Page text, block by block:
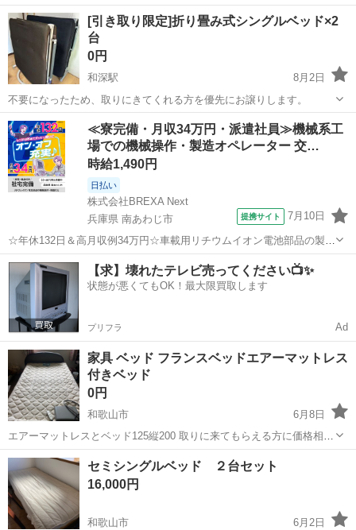
あるかと思います。 引き取りに来てくれる方限定でお願いいたしま
す。 宜しくお願い致します。
和歌山 御坊市 ベッド ロー
[引き取り限定]折り畳み式シングルベッド×2
台
0円
和深駅
8月2日
不要になったため、取りにきてくれる方を優先にお譲りします。
和歌山 東牟婁郡 和深駅 ベッド 譲り
≪寮完備・月収34万円・派遣社員≫機械系工
場での機械操作・製造オペレーター 交…
時給1,490円
日払い
株式会社BREXA Next
兵庫県 南あわじ市
提携サイト 7月10日
☆年休132日＆高月収例34万円☆車載用リチウムイオン電池部品の製造
／4勤2休でオフも充実♪／家具・家電付き社宅あり＆前払いで生活支援
物資が受け取れる◎／20〜40代男女活躍中！ 車載用リチウムイオン電
池部品の製造 車載用...
兵庫 南あわじ市 その他
【求】壊れたテレビ売ってください📺✨
状態が悪くてもOK！最大限買取します
プリフラ Ad
家具 ベッド フランスベッドエアーマットレス
付きベッド
0円
和歌山市
6月8日
エアーマットレスとベッド125縦200 取りに来てもらえる方に価格相談
でお願いします。◯◯まで、できるだけ早くとりにきてくれる方を優
先させていただきます。 よろしくおねがいします。
和歌山 和歌山市 ベッド エアー
セミシングルベッド ２台セット
16,000円
和歌山市
6月2日